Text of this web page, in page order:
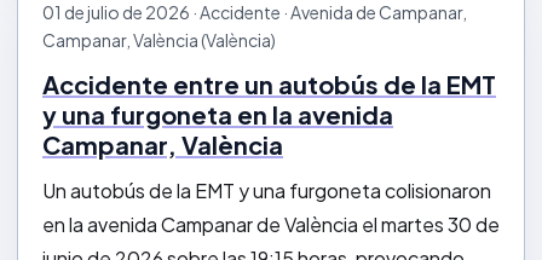
01 de julio de 2026 · Accidente · Avenida de Campanar,
Campanar, València (València)
Accidente entre un autobús de la EMT
y una furgoneta en la avenida
Campanar, València
Un autobús de la EMT y una furgoneta colisionaron
en la avenida Campanar de València el martes 30 de